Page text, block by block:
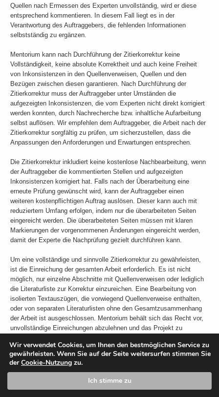
Quellen nach Ermessen des Experten unvollständig, wird er diese
entsprechend kommentieren. In diesem Fall liegt es in der
Verantwortung des Auftraggebers, die fehlenden Informationen
selbstständig zu ergänzen.
Mentorium kann nach Durchführung der Zitierkorrektur keine
Vollständigkeit, keine absolute Korrektheit und auch keine Freiheit
von Inkonsistenzen in den Quellenverweisen, Quellen und den
Bezügen zwischen diesen garantieren. Nach Durchführung der
Zitierkorrektur muss der Auftraggeber unter Umständen die
aufgezeigten Inkonsistenzen, die vom Experten nicht direkt korrigiert
werden konnten, durch Nachrecherche bzw. inhaltliche Aufarbeitung
selbst auflösen. Wir empfehlen dem Auftraggeber, die Arbeit nach der
Zitierkorrektur sorgfältig zu prüfen, um sicherzustellen, dass die
Anpassungen den Anforderungen und Erwartungen entsprechen.
Die Zitierkorrektur inkludiert keine kostenlose Nachbearbeitung, wenn
der Auftraggeber die kommentierten Stellen und aufgezeigten
Inkonsistenzen korrigiert hat. Falls nach der Überarbeitung eine
erneute Prüfung gewünscht wird, kann der Auftraggeber einen
weiteren kostenpflichtigen Auftrag auslösen. Dieser kann auch mit
reduziertem Umfang erfolgen, indem nur die überarbeiteten Seiten
eingereicht werden. Die überarbeiteten Seiten müssen mit klaren
Markierungen der vorgenommenen Änderungen eingereicht werden,
damit der Experte die Nachprüfung gezielt durchführen kann.
Um eine vollständige und sinnvolle Zitierkorrektur zu gewährleisten,
ist die Einreichung der gesamten Arbeit erforderlich. Es ist nicht
möglich, nur einzelne Abschnitte mit Quellenverweisen oder lediglich
die Literaturliste zur Korrektur einzureichen. Eine Bearbeitung von
isolierten Textauszügen, die vorwiegend Quellenverweise enthalten,
oder von separaten Literaturlisten ohne den Gesamtzusammenhang
der Arbeit ist ausgeschlossen. Mentorium behält sich das Recht vor,
unvollständige Einreichungen abzulehnen und das Projekt zu
1.6 Übersetzung
Der Service „Übersetzung“ umfasst: die Übersetzung des
ausgewählten eingereichten Ausgangstextes von der gewählten
Wir verwendet Cookies, um Ihnen den bestmöglichen Service zu
gewährleisten. Wenn Sie auf der Seite weitersurfen stimmen Sie
derCookie-Nutzung zu.
Ich stimme zu